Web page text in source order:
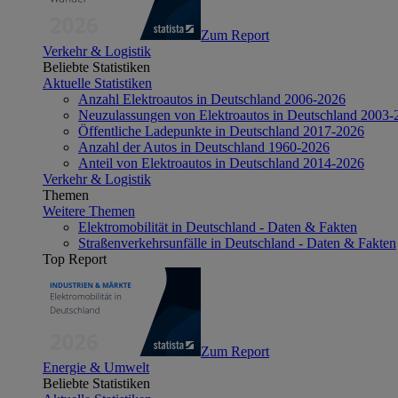
Zum Report
Verkehr & Logistik
Beliebte Statistiken
Aktuelle Statistiken
Anzahl Elektroautos in Deutschland 2006-2026
Neuzulassungen von Elektroautos in Deutschland 2003-
Öffentliche Ladepunkte in Deutschland 2017-2026
Anzahl der Autos in Deutschland 1960-2026
Anteil von Elektroautos in Deutschland 2014-2026
Verkehr & Logistik
Themen
Weitere Themen
Elektromobilität in Deutschland - Daten & Fakten
Straßenverkehrsunfälle in Deutschland - Daten & Fakten
Top Report
Zum Report
Energie & Umwelt
Beliebte Statistiken